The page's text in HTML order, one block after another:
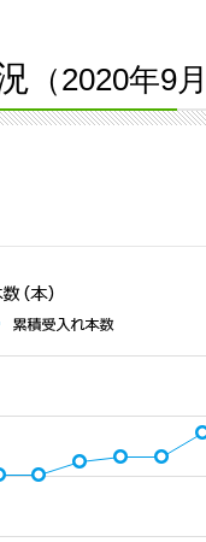
（2020年9